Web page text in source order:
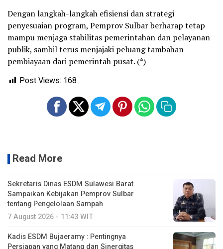
Dengan langkah-langkah efisiensi dan strategi
penyesuaian program, Pemprov Sulbar berharap tetap
mampu menjaga stabilitas pemerintahan dan pelayanan
publik, sambil terus menjajaki peluang tambahan
pembiayaan dari pemerintah pusat. (*)
Post Views: 168
Read More
Sekretaris Dinas ESDM Sulawesi Barat
Sampaikan Kebijakan Pemprov Sulbar
tentang Pengelolaan Sampah
7 August 2026 - 11:43 WIT
Kadis ESDM Bujaeramy : Pentingnya
Persiapan yang Matang dan Sinergitas